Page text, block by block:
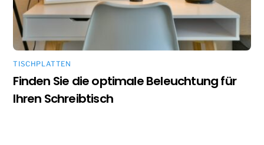
TISCHPLATTEN
Finden Sie die optimale Beleuchtung für
Ihren Schreibtisch